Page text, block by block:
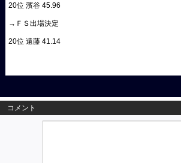
20位 濱谷 45.96
→ＦＳ出場決定
20位 遠藤 41.14
コメント